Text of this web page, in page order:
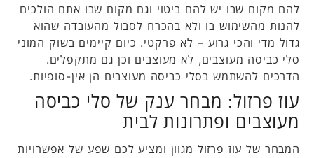
להם מקום שבו יש להם ביטוי וגם מקום שבו אתם הולכים
להנות מהשימוש בו ולא בהכרח לסבול מהעובדה שהוא
גדול מדי והכי גרוע – לא פרקטי. כיום קיימים בשוק המוני
סלי כביסה מעוצבים, לא מעוצבים וכן גם מתקפלים.
הדרכים להשתמש בסלי כביסה מעוצבים הן אין-סופיות.
עוז פרזול: מבחר ענק של סלי כביסה
מעוצבים ופתרונות לבית
המבחר של עוז פרזול מגוון ומציע לכם שפע של אפשרויות